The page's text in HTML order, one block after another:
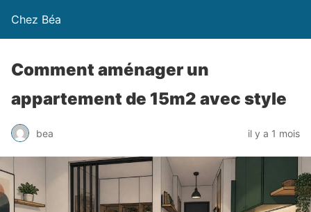
Chez Béa
Comment aménager un
appartement de 15m2 avec style
bea il y a 1 mois